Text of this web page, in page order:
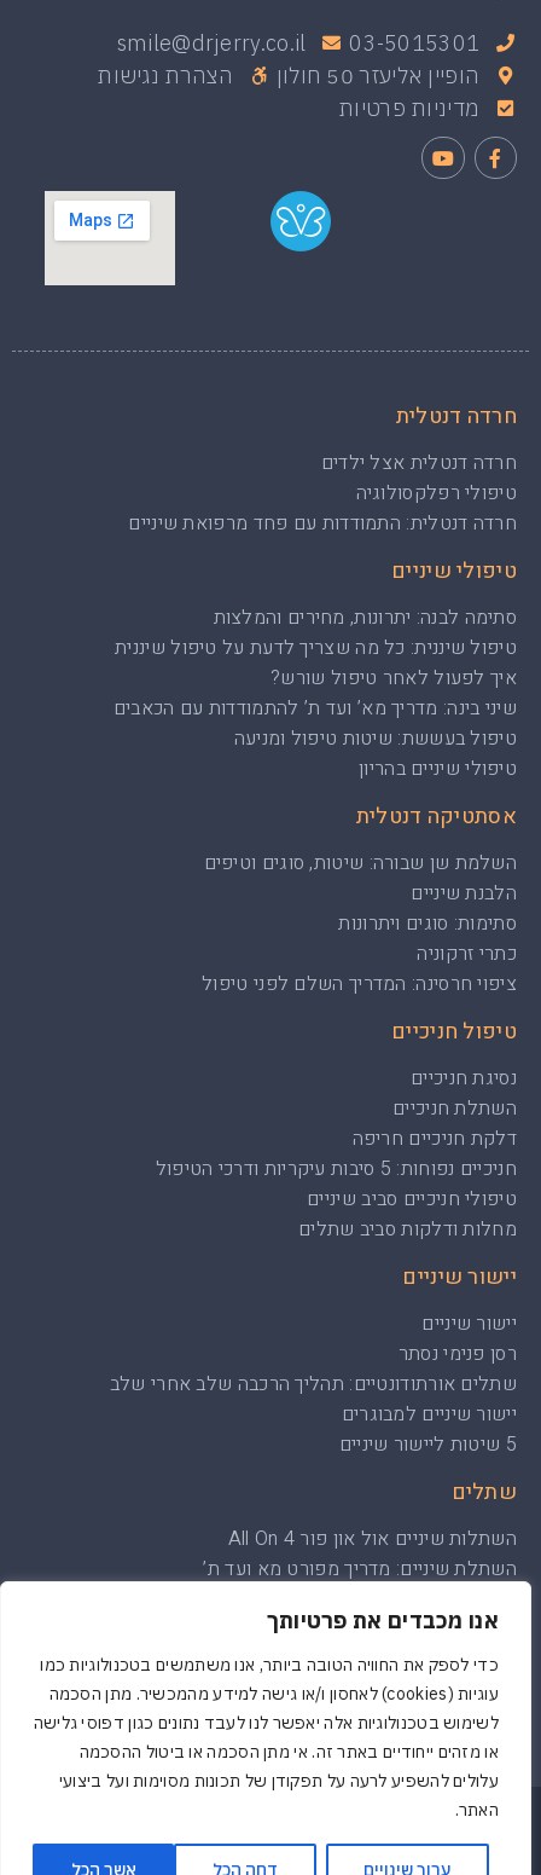
אנו מכבדים את פרטיותך
כדי לספק את החוויה הטובה ביותר, אנו משתמשים בטכנולוגיות כמו
עוגיות (cookies) לאחסון ו/או גישה למידע מהמכשיר. מתן הסכמה
לשימוש בטכנולוגיות אלה יאפשר לנו לעבד נתונים כגון דפוסי גלישה
או מזהים ייחודיים באתר זה. אי מתן הסכמה או ביטול ההסכמה
עלולים להשפיע לרעה על תפקודן של תכונות מסוימות ועל ביצועי
האתר.
ערוך שינויים דחה הכל אשר הכל
03-5015301
smile@drjerry.co.il
הופיין אליעזר 50 חולון
הצהרת נגישות
מדיניות פרטיות
שתלים
השתלות שיניים אול און פור All On 4
השתלת שיניים: מדריך מפורט מא ועד ת’
השתלת עצם והרמת סינוס: הכול על הטיפול
שיקום לסת שלמה עם שיטת All on 4-6
שתלים דנטליים: כל מה שצריך לדעת
יישור שיניים
יישור שיניים
רסן פנימי נסתר
שתלים אורתודונטיים: תהליך הרכבה שלב אחרי שלב
יישור שיניים למבוגרים
5 שיטות ליישור שיניים
טיפול חניכיים
נסיגת חניכיים
השתלת חניכיים
דלקת חניכיים חריפה
חניכיים נפוחות: 5 סיבות עיקריות ודרכי הטיפול
טיפולי חניכיים סביב שיניים
מחלות ודלקות סביב שתלים
אסתטיקה דנטלית
השלמת שן שבורה: שיטות, סוגים וטיפים
הלבנת שיניים
סתימות: סוגים ויתרונות
כתרי זרקוניה
ציפוי חרסינה: המדריך השלם לפני טיפול
טיפולי שיניים
סתימה לבנה: יתרונות, מחירים והמלצות
טיפול שיננית: כל מה שצריך לדעת על טיפול שיננית
איך לפעול לאחר טיפול שורש?
שיני בינה: מדריך מא’ ועד ת’ להתמודדות עם הכאבים
טיפול בעששת: שיטות טיפול ומניעה
טיפולי שיניים בהריון
חרדה דנטלית
חרדה דנטלית אצל ילדים
טיפולי רפלקסולוגיה
חרדה דנטלית: התמודדות עם פחד מרפואת שיניים
© 2022 All rights reserved